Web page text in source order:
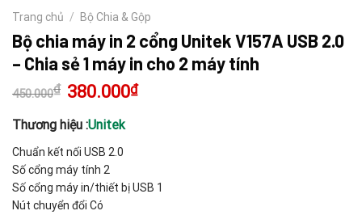
Trang chủ / Bộ Chia & Gộp
Bộ chia máy in 2 cổng Unitek V157A USB 2.0
– Chia sẻ 1 máy in cho 2 máy tính
450.000₫ Giá
gốc
450.000₫.
380.000₫Giá
hiện
Thương hiệu :Unitek
Chuẩn kết nối USB 2.0
Số cổng máy tính 2
Số cổng máy in/thiết bị USB 1
Nút chuyển đổi Có